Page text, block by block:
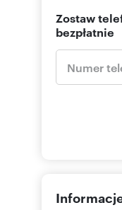
Zostaw
bezpłatnie